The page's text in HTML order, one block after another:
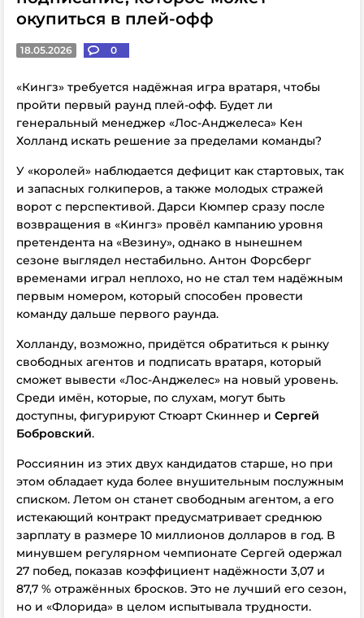
окупиться в плей-офф
18.05.2026 0
«Кингз» требуется надёжная игра вратаря, чтобы
пройти первый раунд плей-офф. Будет ли
генеральный менеджер «Лос-Анджелеса» Кен
Холланд искать решение за пределами команды?
У «королей» наблюдается дефицит как стартовых, так
и запасных голкиперов, а также молодых стражей
ворот с перспективой. Дарси Кюмпер сразу после
возвращения в «Кингз» провёл кампанию уровня
претендента на «Везину», однако в нынешнем
сезоне выглядел нестабильно. Антон Форсберг
временами играл неплохо, но не стал тем надёжным
первым номером, который способен провести
команду дальше первого раунда.
Холланду, возможно, придётся обратиться к рынку
свободных агентов и подписать вратаря, который
сможет вывести «Лос-Анджелес» на новый уровень.
Среди имён, которые, по слухам, могут быть
доступны, фигурируют Стюарт Скиннер и Сергей
Бобровский.
Россиянин из этих двух кандидатов старше, но при
этом обладает куда более внушительным послужным
списком. Летом он станет свободным агентом, а его
истекающий контракт предусматривает среднюю
зарплату в размере 10 миллионов долларов в год. В
минувшем регулярном чемпионате Сергей одержал
27 побед, показав коэффициент надёжности 3,07 и
87,7 % отражённых бросков. Это не лучший его сезон,
но и «Флорида» в целом испытывала трудности.